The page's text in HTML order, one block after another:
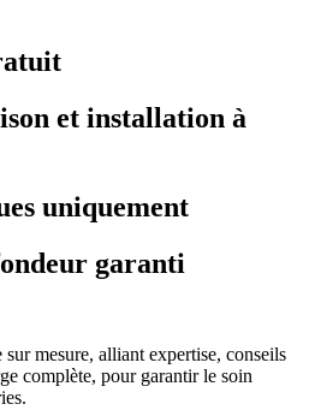
et installation à
uniquement
garanti
mesure, alliant expertise, conseils
complète, pour garantir le soin